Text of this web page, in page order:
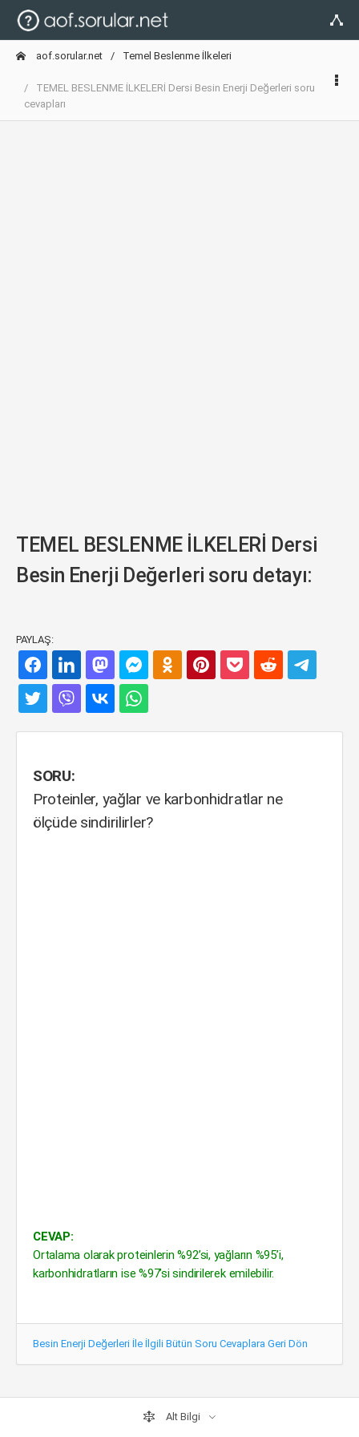
aof.sorular.net Temel Beslenme İlkeleri
TEMEL BESLENME İLKELERİ Dersi Besin Enerji Değerleri soru
cevapları
TEMEL BESLENME İLKELERİ Dersi
Besin Enerji Değerleri soru detayı:
PAYLAŞ:
SORU:
Proteinler, yağlar ve karbonhidratlar ne
ölçüde sindirilirler?
CEVAP:
Ortalama olarak proteinlerin %92’si, yağların %95’i,
karbonhidratların ise %97’si sindirilerek emilebilir.
Besin Enerji Değerleri İle İlgili Bütün Soru Cevaplara Geri Dön
Alt Bilgi